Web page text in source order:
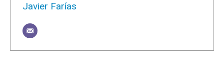
Javier Farías